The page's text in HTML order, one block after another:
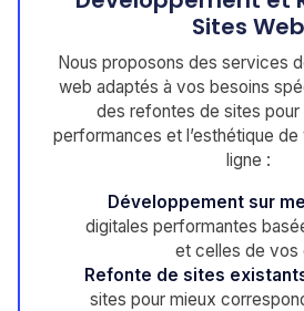
Sites Web
Nous proposons des services
web adaptés à vos besoins
des refontes de sites pour
performances et l’esthétique
ligne :
Développement sur
digitales performantes
et celles de vos
Refonte de sites
sites pour mieux